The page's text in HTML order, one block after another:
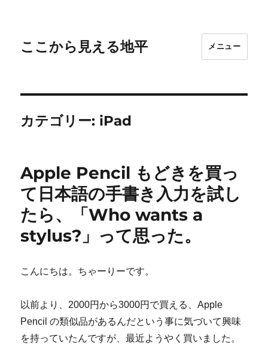
ここから見える地平 メニュー
カテゴリー: iPad
Apple Pencil もどきを買っ
て日本語の手書き入力を試し
たら、「Who wants a
stylus?」って思った。
こんにちは。ちゃーりーです。
以前より、2000円から3000円で買える、Apple
Pencil の類似品があるんだという事に気づいて興味
を持っていたんですが、最近ようやく買いました。